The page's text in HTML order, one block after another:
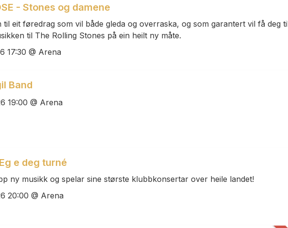
- Stones og damene
til eit føredrag som vil både gleda og overraska, og som garantert vil få deg
til The Rolling Stones på ein heilt ny måte.
17:30 @ Arena
Band
19:00 @ Arena
e deg turné
ny musikk og spelar sine største klubbkonsertar over heile landet!
20:00 @ Arena